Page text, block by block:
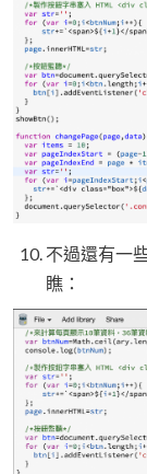
不過還有一
瞧：